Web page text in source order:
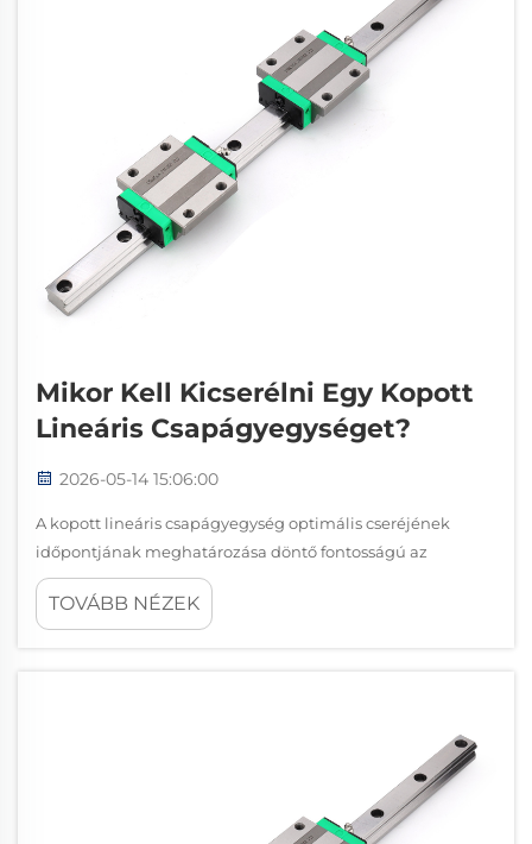
Mikor Kell Kicserélni Egy Kopott
Lineáris Csapágyegységet?
2026-05-14 15:06:00
A kopott lineáris csapágyegység optimális cseréjének
időpontjának meghatározása döntő fontosságú az
üzemelési hatékonyság fenntartásához, a katasztrofális
berendezéshibák megelőzéséhez és a karbantartási
TOVÁBB NÉZEK